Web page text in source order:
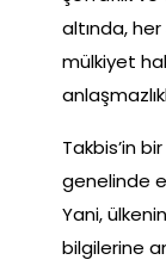
altında,
mülkiyet
Takbis’in
genelinde
Yani,
bilgilerine